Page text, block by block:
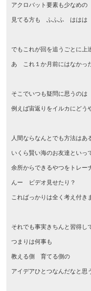
アクロバット要素も少なめの
見てる方も ふふふ ははは
でもこれが回を追うごとに上
あ これ１か月前にはなかっ
そこでいつも疑問に思うのは
例えば宙返りをイルカにど
人間ならなんとでも方法はあ
いくら賢い海のお友達といっ
余所からできるやつをトレー
んー ビデオ見せたり？
こればっかりは全く考え付き
それでも事実きちんと習得し
つまりは何事も
教える側 育てる側の
アイデアひとつなんだなと思